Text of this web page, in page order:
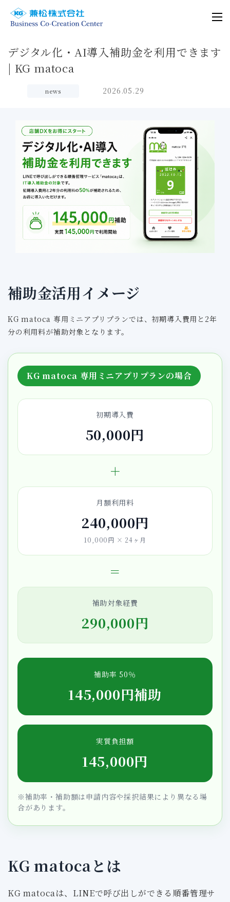
デジタル化・AI導入補助金を利用できます
| KG matoca
news 2026.05.29
補助金活用イメージ
KG matoca 専用ミニアプリプランでは、初期導入費用と2年
分の利用料が補助対象となります。
KG matoca 専用ミニアプリプランの場合
初期導入費
50,000円
＋
月額利用料
240,000円
10,000円 × 24ヶ月
＝
補助対象経費
290,000円
補助率 50％
145,000円補助
実質負担額
145,000円
※補助率・補助額は申請内容や採択結果により異なる場
合があります。
KG matocaとは
KG matocaは、LINEで呼び出しができる順番管理サ